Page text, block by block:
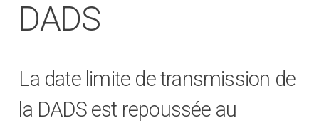
DADS
La date limite de transmission de
la DADS est repoussée au